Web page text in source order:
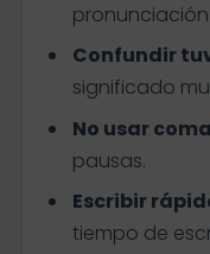
Confundir
significado
No usar
pausas.
Escribir
tiempo de